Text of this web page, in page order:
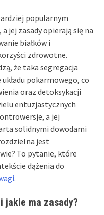
popularnym
jej zasady opierają się na
białków i
zdrowotne.
że taka segregacja
pokarmowego, co
oraz detoksykacji
entuzjastycznych
a jej
solidnymi dowodami
jest
To pytanie, które
dążenia do
.
jakie ma zasady?